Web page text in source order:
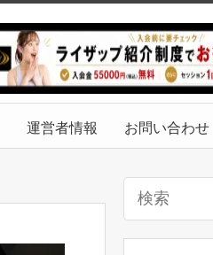
運営者情報 お問い合わせ